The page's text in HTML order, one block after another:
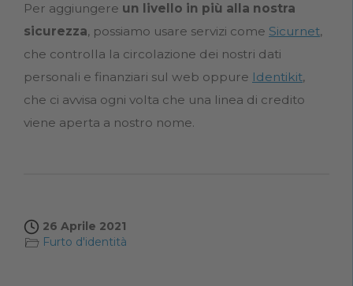
Per aggiungere un livello in più alla nostra
sicurezza, possiamo usare servizi come Sicurnet,
che controlla la circolazione dei nostri dati
personali e finanziari sul web oppure Identikit,
che ci avvisa ogni volta che una linea di credito
viene aperta a nostro nome.
26 Aprile 2021
Furto d'identità